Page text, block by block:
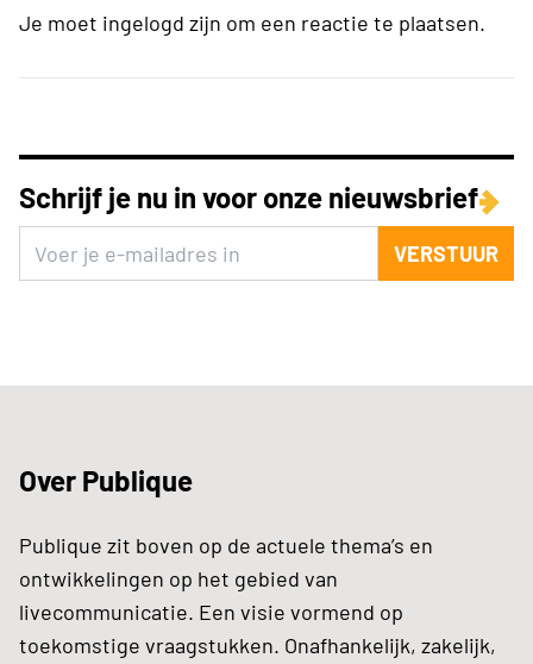
Je moet ingelogd zijn om een reactie te plaatsen.
Schrijf je nu in voor onze nieuwsbrief
VERSTUUR
Over Publique
Publique zit boven op de actuele thema’s en
ontwikkelingen op het gebied van
livecommunicatie. Een visie vormend op
toekomstige vraagstukken. Onafhankelijk, zakelijk,